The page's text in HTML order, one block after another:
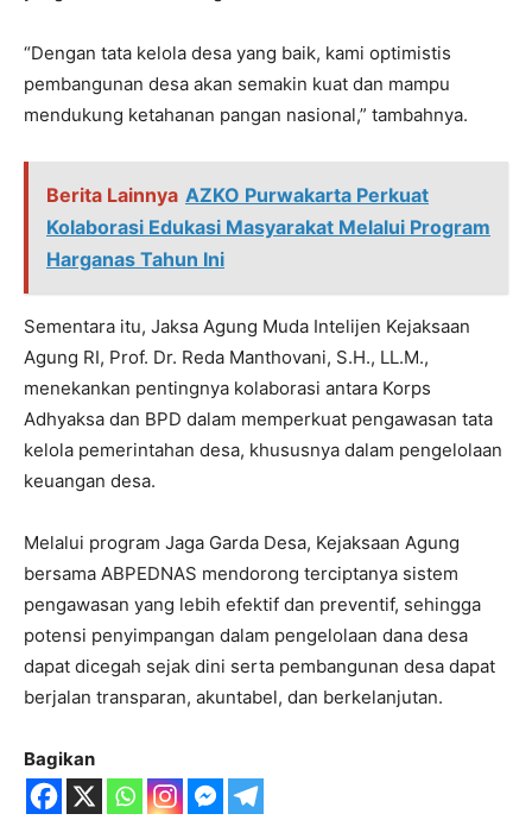
“Dengan tata kelola desa yang baik, kami optimistis
pembangunan desa akan semakin kuat dan mampu
mendukung ketahanan pangan nasional,” tambahnya.
Berita Lainnya AZKO Purwakarta Perkuat
Kolaborasi Edukasi Masyarakat Melalui Program
Harganas Tahun Ini
Sementara itu, Jaksa Agung Muda Intelijen Kejaksaan
Agung RI, Prof. Dr. Reda Manthovani, S.H., LL.M.,
menekankan pentingnya kolaborasi antara Korps
Adhyaksa dan BPD dalam memperkuat pengawasan tata
kelola pemerintahan desa, khususnya dalam pengelolaan
keuangan desa.
Melalui program Jaga Garda Desa, Kejaksaan Agung
bersama ABPEDNAS mendorong terciptanya sistem
pengawasan yang lebih efektif dan preventif, sehingga
potensi penyimpangan dalam pengelolaan dana desa
dapat dicegah sejak dini serta pembangunan desa dapat
berjalan transparan, akuntabel, dan berkelanjutan.
Bagikan